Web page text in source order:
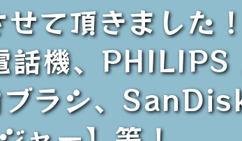
て頂きました！
話機、
ブラシ、